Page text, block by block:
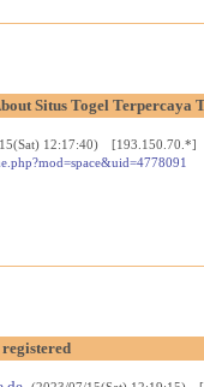
Situs Togel Terpercaya
12:17:40) [193.150.70.*]